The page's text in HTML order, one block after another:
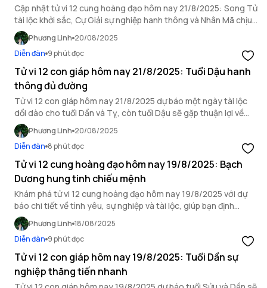
Cập nhật tử vi 12 cung hoàng đạo hôm nay 21/8/2025: Song Tử
tài lộc khởi sắc, Cự Giải sự nghiệp hanh thông và Nhân Mã chịu
ảnh hưởng bởi hung vận.
Phương Linh 20/08/2025
Diễn đàn 9 phút đọc
Tử vi 12 con giáp hôm nay 21/8/2025: Tuổi Dậu hanh
thông đủ đường
Tử vi 12 con giáp hôm nay 21/8/2025 dự báo một ngày tài lộc
dồi dào cho tuổi Dần và Tỵ, còn tuổi Dậu sẽ gặp thuận lợi về
mọi mặt.
Phương Linh 20/08/2025
Diễn đàn 8 phút đọc
Tử vi 12 cung hoàng đạo hôm nay 19/8/2025: Bạch
Dương hung tinh chiếu mệnh
Khám phá tử vi 12 cung hoàng đạo hôm nay 19/8/2025 với dự
báo chi tiết về tình yêu, sự nghiệp và tài lộc, giúp bạn định
hướng ngày mới.
Phương Linh 18/08/2025
Diễn đàn 9 phút đọc
Tử vi 12 con giáp hôm nay 19/8/2025: Tuổi Dần sự
nghiệp thăng tiến nhanh